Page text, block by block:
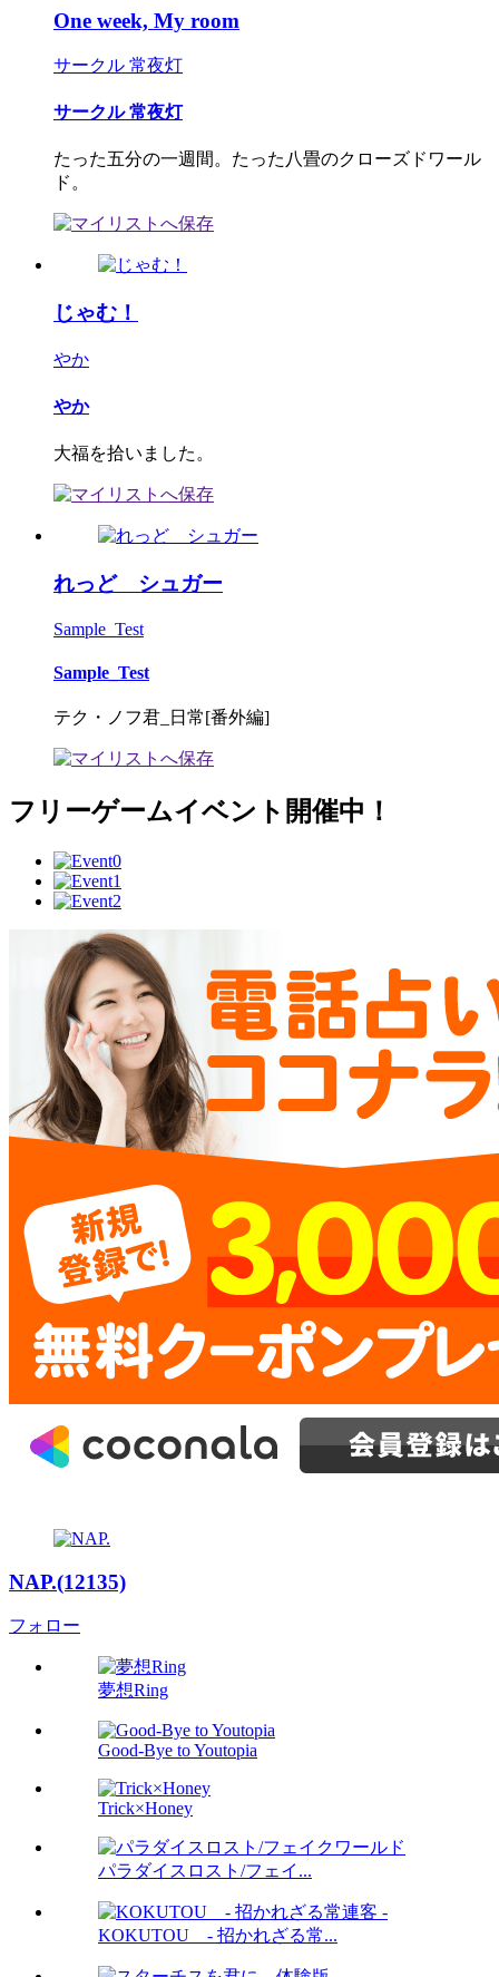
One week, My room
サークル 常夜灯
サークル 常夜灯
たった五分の一週間。たった八畳のクローズドワール
ド。
じゃむ！
やか
やか
大福を拾いました。
れっど シュガー
Sample_Test
Sample_Test
テク・ノフ君_日常[番外編]
フリーゲームイベント開催中！
NAP.(12135)
フォロー
夢想Ring
Good-Bye to Youtopia
Trick×Honey
パラダイスロスト/フェイ...
KOKUTOU - 招かれざる常...